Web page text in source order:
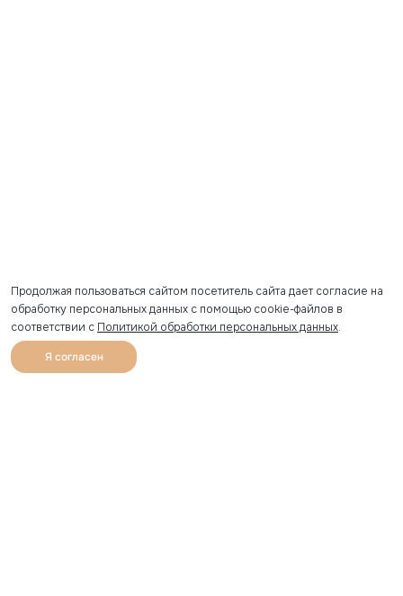
Каталог Избранное
Продолжая пользоваться сайтом посетитель сайта дает согласие на
обработку персональных данных с помощью cookie-файлов в
соответствии с Политикой обработки персональных данных.
Я согласен